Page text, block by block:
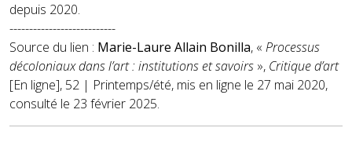
depuis 2020.
---------------------------
Source du lien : Marie-Laure Allain Bonilla, « Processus
décoloniaux dans l’art : institutions et savoirs », Critique d’art
[En ligne], 52 | Printemps/été, mis en ligne le 27 mai 2020,
consulté le 23 février 2025.